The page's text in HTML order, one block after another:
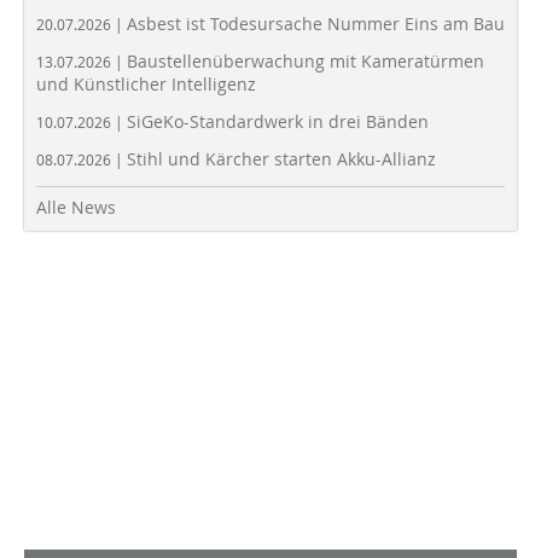
20.07.2026 | Asbest ist Todesursache Nummer Eins am Bau
13.07.2026 | Baustellenüberwachung mit Kameratürmen
und Künstlicher Intelligenz
10.07.2026 | SiGeKo-Standardwerk in drei Bänden
08.07.2026 | Stihl und Kärcher starten Akku-Allianz
Alle News